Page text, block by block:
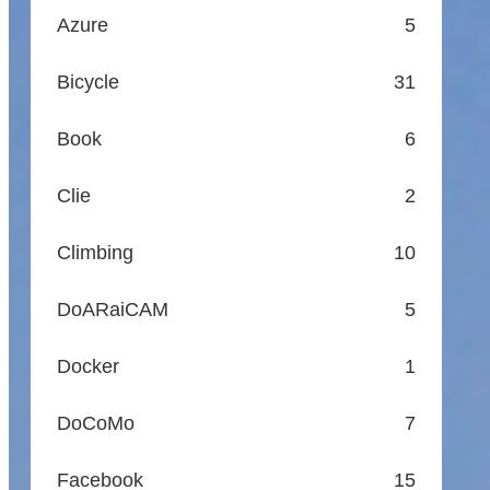
Azure 5
Bicycle 31
Book 6
Clie 2
Climbing 10
DoARaiCAM 5
Docker 1
DoCoMo 7
Facebook 15